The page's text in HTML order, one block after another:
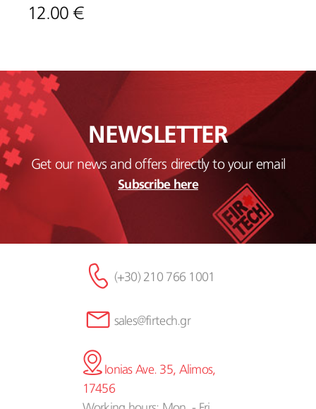
12.00 €
NEWSLETTER
Get our news and offers directly to your email
Subscribe here
(+30) 210 766 1001
sales@firtech.gr
Ionias Ave. 35, Alimos,
17456